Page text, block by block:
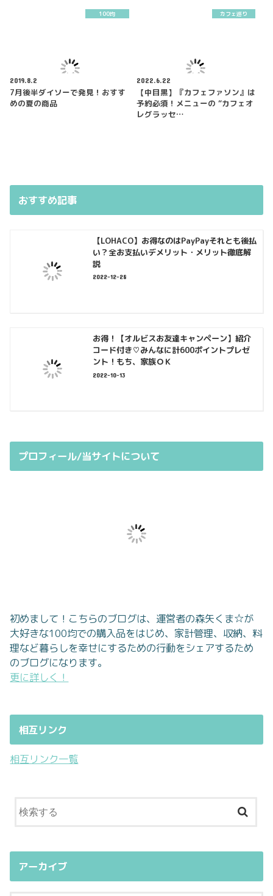
100均
2019.8.2
7月後半ダイソーで発見！おすす
めの夏の商品
カフェ巡り
2022.6.22
【中目黒】『カフェファソン』は
予約必須！メニューの “カフェオ
レグラッセ…
おすすめ記事
【LOHACO】お得なのはPayPayそれとも後払
い？全お支払いデメリット・メリット徹底解
説
2022-12-28
お得！【オルビスお友達キャンペーン】紹介
コード付き♡みんなに計600ポイントプレゼ
ント！もち、家族ＯＫ
2022-10-13
プロフィール/当サイトについて
初めまして！こちらのブログは、運営者の森矢くま☆が
大好きな100均での購入品をはじめ、家計管理、収納、料
理など暮らしを幸せにするための行動をシェアするため
のブログになります。
更に詳しく！
相互リンク
相互リンク一覧
アーカイブ